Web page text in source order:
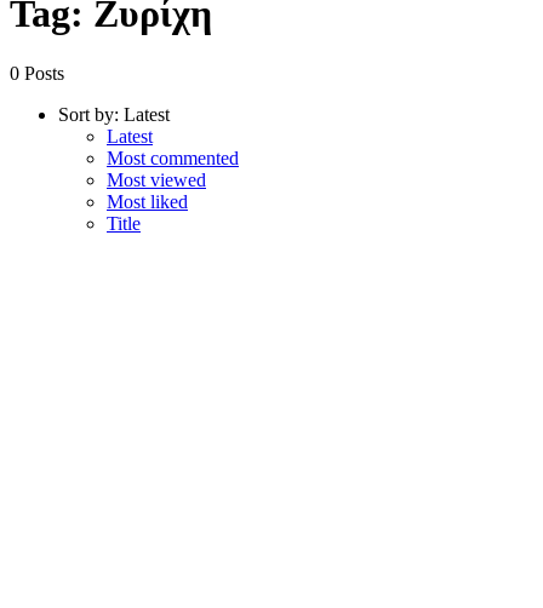
Tag: Ζυρίχη
0 Posts
Sort by: Latest
Latest
Most commented
Most viewed
Most liked
Title